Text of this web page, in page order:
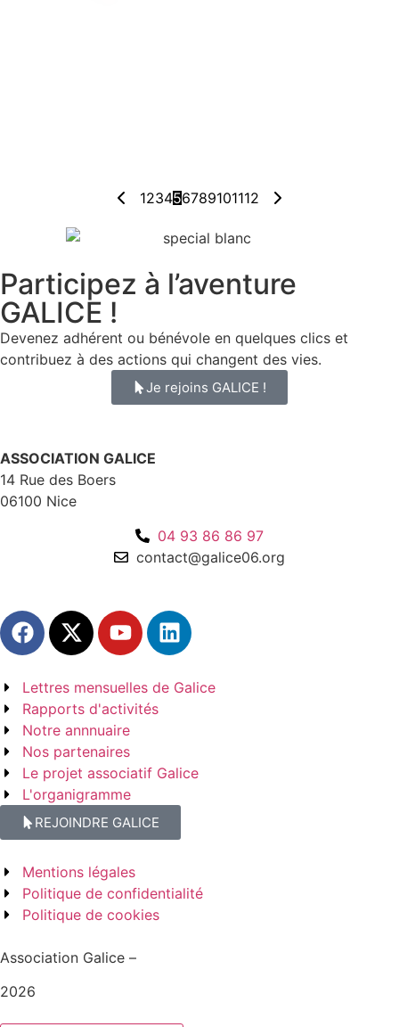
123456789101112
Participez à l’aventure
GALICE !
Devenez adhérent ou bénévole en quelques clics et
contribuez à des actions qui changent des vies.
Je rejoins GALICE !
ASSOCIATION GALICE
14 Rue des Boers
06100 Nice
04 93 86 86 97
contact@galice06.org
Lettres mensuelles de Galice
Rapports d'activités
Notre annnuaire
Nos partenaires
Le projet associatif Galice
L'organigramme
REJOINDRE GALICE
Mentions légales
Politique de confidentialité
Politique de cookies
Association Galice –
2026